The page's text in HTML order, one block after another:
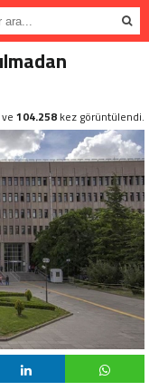
104.258 kez görüntülendi.